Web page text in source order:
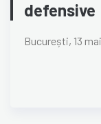
defensive
București, 13